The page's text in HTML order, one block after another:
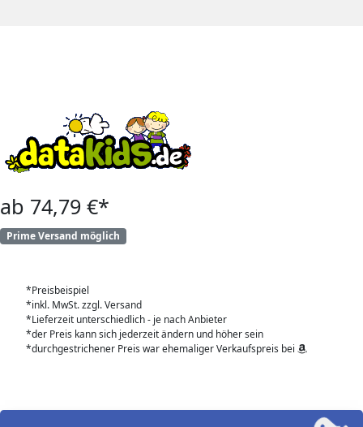
ab 74,79 €*
Prime Versand möglich
*Preisbeispiel
*inkl. MwSt. zzgl. Versand
*Lieferzeit unterschiedlich - je nach Anbieter
*der Preis kann sich jederzeit ändern und höher sein
*durchgestrichener Preis war ehemaliger Verkaufspreis bei